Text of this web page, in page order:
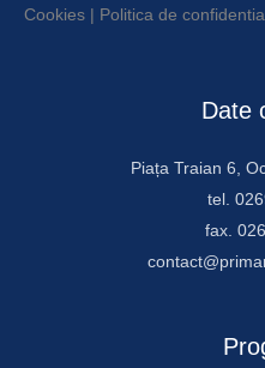
Cookies | Politica de
Date
Piața Traian 6,
tel.
fax.